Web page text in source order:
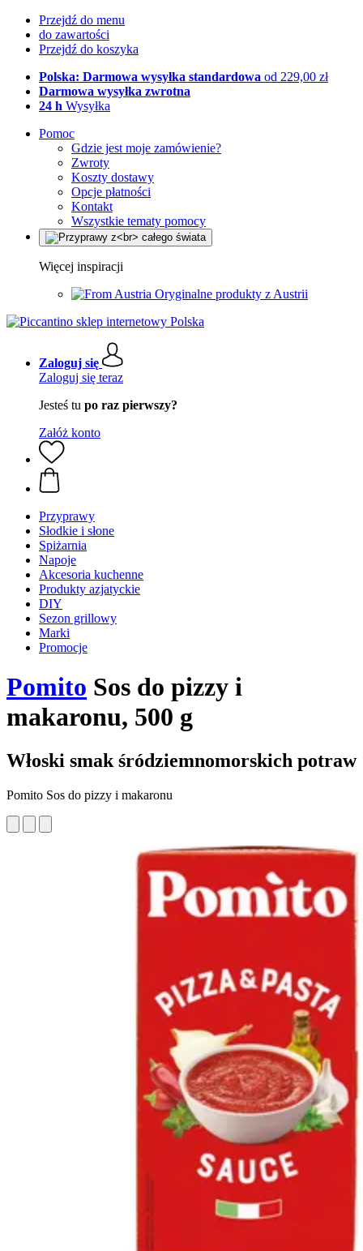
Przejdź do menu
do zawartości
Przejdź do koszyka
Polska: Darmowa wysyłka standardowa od 229,00 zł
Darmowa wysyłka zwrotna
24 h Wysyłka
Pomoc
Gdzie jest moje zamówienie?
Zwroty
Koszty dostawy
Opcje płatności
Kontakt
Wszystkie tematy pomocy
Więcej inspiracji
Oryginalne produkty z Austrii
Zaloguj się
Zaloguj się teraz
Jesteś tu po raz pierwszy?
Załóż konto
Przyprawy
Słodkie i słone
Spiżarnia
Napoje
Akcesoria kuchenne
Produkty azjatyckie
DIY
Sezon grillowy
Marki
Promocje
Pomito Sos do pizzy i
makaronu, 500 g
Włoski smak śródziemnomorskich potraw
Pomito Sos do pizzy i makaronu